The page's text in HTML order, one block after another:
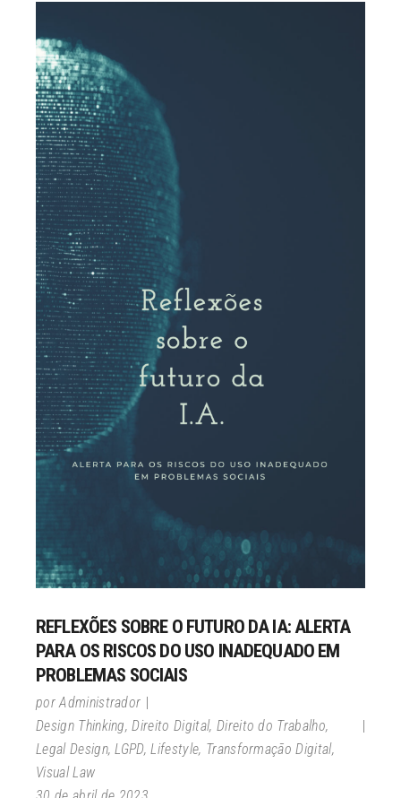
REFLEXÕES SOBRE O FUTURO DA IA: ALERTA
PARA OS RISCOS DO USO INADEQUADO EM
PROBLEMAS SOCIAIS
porAdministrador
Design Thinking,Direito Digital, Direito do Trabalho,
Legal Design,LGPD,Lifestyle, Transformação Digital,
Visual Law